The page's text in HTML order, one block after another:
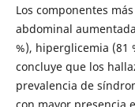
Los componentes
abdominal
%), hiperglicemia (81
concluye que los
prevalencia de